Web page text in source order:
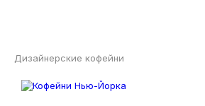
Дизайнерские кофейни